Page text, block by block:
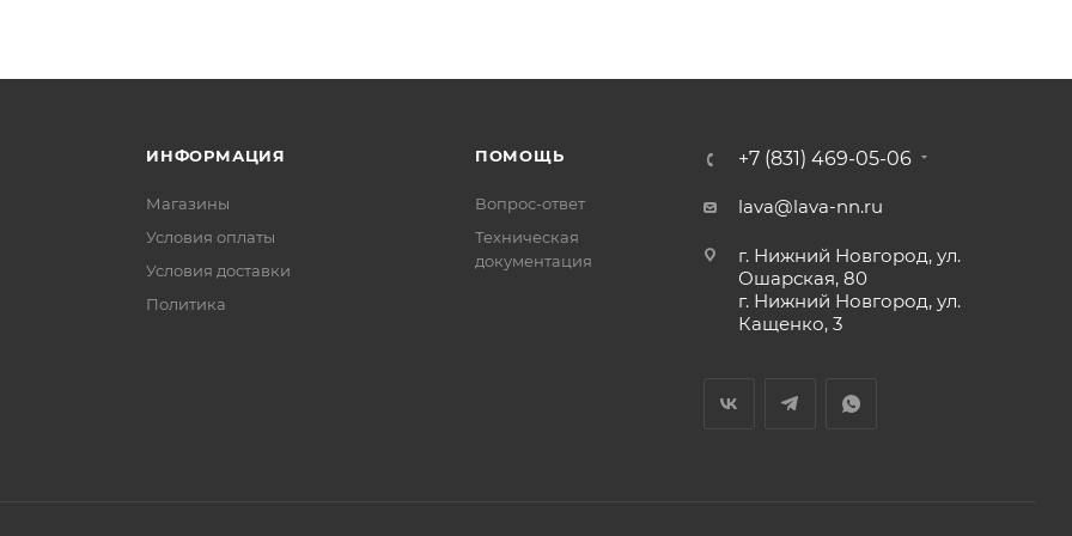
ИНФОРМАЦИЯ
Магазины
Условия оплаты
Условия доставки
Политика
ПОМОЩЬ
Вопрос-ответ
Техническая
документация
+7 (831) 469-05-06
lava@lava-nn.ru
г. Нижний Новгород, ул.
Ошарская, 80
г. Нижний Новгород, ул.
Кащенко, 3